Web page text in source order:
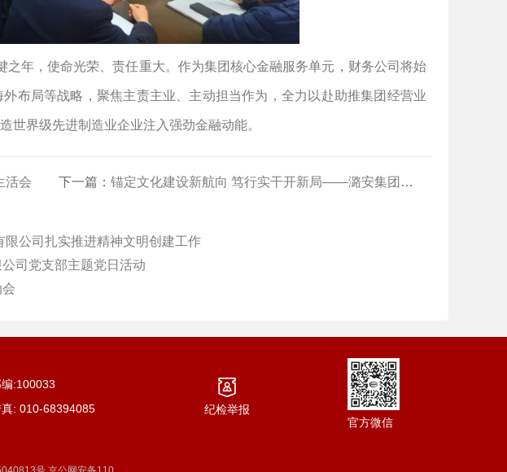
之年，使命光荣、责任重大。作为集团核心金融服务单元，财务公司将始
布局等战略，聚焦主责主业、主动担当作为，全力以赴助推集团经营业
世界级先进制造业企业注入强劲金融动能。
活会 下一篇： 锚定文化建设新航向 笃行实干开新局——潞安集团财务公司扎实推进中国特色金融文化建设
公司扎实推进精神文明创建工作
司党支部主题党日活动
编:100033
: 010-68394085
纪检举报
官方微信